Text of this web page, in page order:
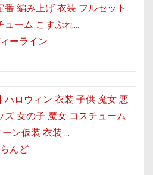
番 編み上げ 衣装 フルセット
ューム こすぷれ…
ーライン
ハロウィン 衣装 子供 魔女 悪
ズ 女の子 魔女 コスチューム
ン仮装 衣装 …
んど